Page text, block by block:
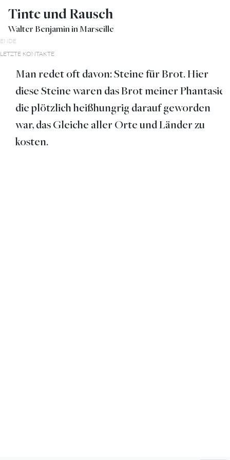
Tinte und Rausch
Walter Benjamin in Marseille
ENDE
LETZTE KONTAKTE
Man redet oft davon: Steine für Brot. Hier
diese Steine waren das Brot meiner Phantasie,
die plötzlich heißhungrig darauf geworden
war, das Gleiche aller Orte und Länder zu
kosten.